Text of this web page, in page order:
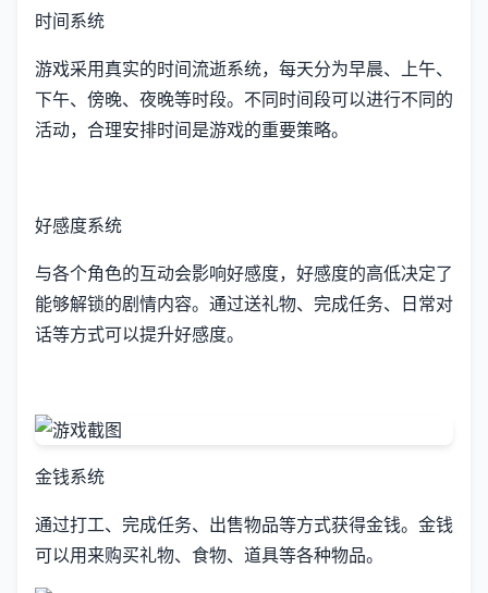
时间系统
游戏采用真实的时间流逝系统，每天分为早晨、上午、
下午、傍晚、夜晚等时段。不同时间段可以进行不同的
活动，合理安排时间是游戏的重要策略。
好感度系统
与各个角色的互动会影响好感度，好感度的高低决定了
能够解锁的剧情内容。通过送礼物、完成任务、日常对
话等方式可以提升好感度。
金钱系统
通过打工、完成任务、出售物品等方式获得金钱。金钱
可以用来购买礼物、食物、道具等各种物品。